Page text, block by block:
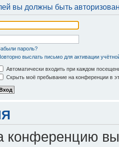
вы должны быть
пароль?
выслать письмо для активации
Автоматически входить при каждом
Скрыть моё пребывание на конференции в
конференцию